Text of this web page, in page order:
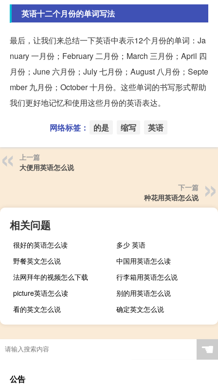
英语十二个月份的单词写法
最后，让我们来总结一下英语中表示12个月份的单词：Ja
nuary 一月份；February 二月份；March 三月份；April 四
月份；June 六月份；July 七月份；August 八月份；Septe
mber 九月份；October 十月份。这些单词的书写形式帮助
我们更好地记忆和使用这些月份的英语表达。
网络标签： 的是 缩写 英语
上一篇
大便用英语怎么说
下一篇
种花用英语怎么说
相关问题
很好的英语怎么读
多少 英语
野餐英文怎么说
中国用英语怎么读
法网拜年的视频怎么下载
行李箱用英语怎么说
picture英语怎么读
别的用英语怎么说
看的英文怎么说
确定英文怎么说
☚
公告